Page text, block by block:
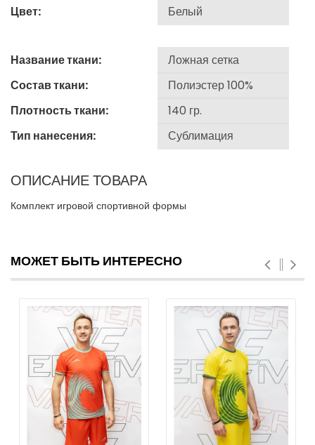
Цвет:
Название ткани:
Состав ткани:
Плотность ткани:
Тип нанесения:
ОПИСАНИЕ ТОВАРА
Комплект игровой спортивной формы
МОЖЕТ БЫТЬ ИНТЕРЕСНО